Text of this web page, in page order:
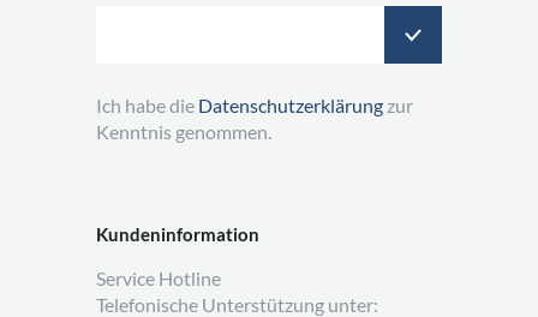
Kundeninformation
Service Hotline
Telefonische Unterstützung unter:
Ich habe die Datenschutzerklärung zur
Kenntnis genommen.